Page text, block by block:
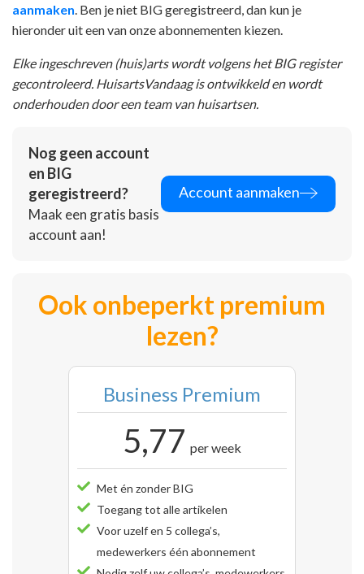
aanmaken . Ben je niet BIG geregistreerd, dan kun je
hieronder uit een van onze abonnementen kiezen.
Elke ingeschreven (huis)arts wordt volgens het BIG register
gecontroleerd. HuisartsVandaag is ontwikkeld en wordt
onderhouden door een team van huisartsen.
Nog geen account
en BIG
geregistreerd?
Maak een gratis basis
account aan!
Account aanmaken
Ook onbeperkt premium
lezen?
Business Premium
5,77 per week
Met én zonder BIG
Toegang tot alle artikelen
Voor uzelf en 5 collega’s,
medewerkers één abonnement